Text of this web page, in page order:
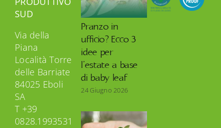
SUD
Via della
Piana
Località Torre
delle Barriate
84025 Eboli
SA
T +39
0828.1993531
Pranzo in
ufficio? Ecco 3
idee per
l’estate a base
di baby leaf
24 Giugno 2026